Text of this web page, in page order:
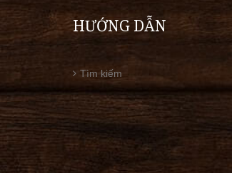
HƯỚNG DẪN
Tìm kiếm